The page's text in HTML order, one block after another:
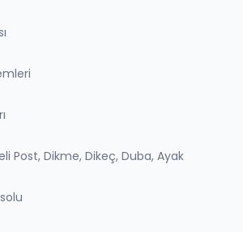
Post, Dikme, Dikeç, Duba, Ayak